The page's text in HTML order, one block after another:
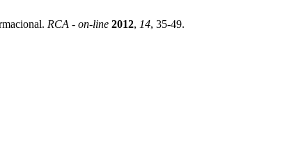
RCA - on-line 2012, 14, 35-49.